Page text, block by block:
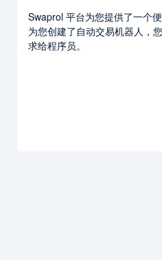
Swaprol 平台为您提供了一个
为您创建了自动交易机器人，
求给程序员。